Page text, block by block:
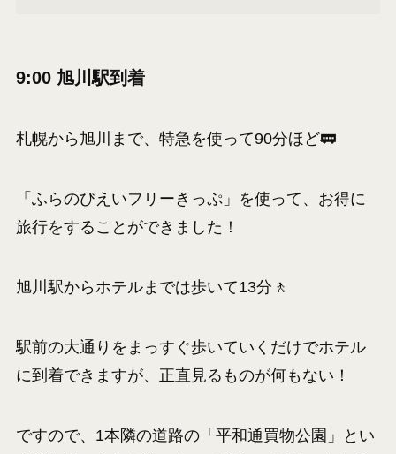
9:00 旭川駅到着
札幌から旭川まで、特急を使って90分ほど🚃
「ふらのびえいフリーきっぷ」を使って、お得に
旅行をすることができました！
旭川駅からホテルまでは歩いて13分🚶
駅前の大通りをまっすぐ歩いていくだけでホテル
に到着できますが、正直見るものが何もない！
ですので、1本隣の道路の「平和通買物公園」とい